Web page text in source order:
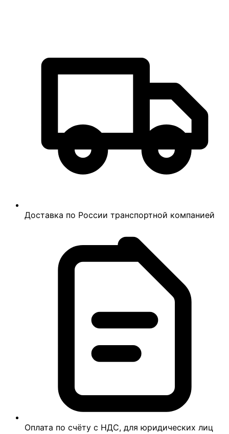
Доставка по России транспортной компанией
Оплата по счёту с НДС, для юридических лиц